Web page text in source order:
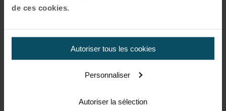
de ces cookies.
Autoriser tous les cookies
Personnaliser
Autoriser la sélection